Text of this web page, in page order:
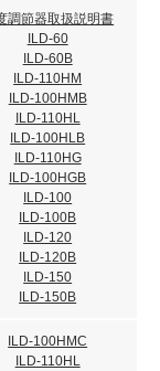
調節器取扱説明書
ILD-60
ILD-60B
ILD-110HM
ILD-100HMB
ILD-110HL
ILD-100HLB
ILD-110HG
ILD-100HGB
ILD-100
ILD-100B
ILD-120
ILD-120B
ILD-150
ILD-150B
ILD-100HMC
ILD-110HL